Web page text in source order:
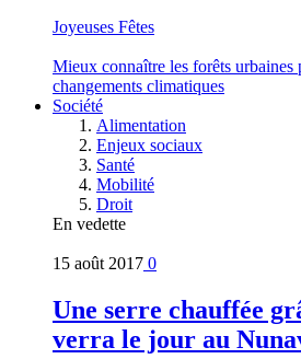
Joyeuses Fêtes
Mieux connaître les forêts urbaines
changements climatiques
Société
Alimentation
Enjeux sociaux
Santé
Mobilité
Droit
En vedette
15 août 2017 0
Une serre chauffée
verra le jour au